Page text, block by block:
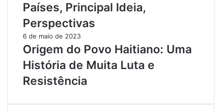
Países, Principal Ideia,
Perspectivas
6 de maio de 2023
Origem do Povo Haitiano: Uma
História de Muita Luta e
Resistência